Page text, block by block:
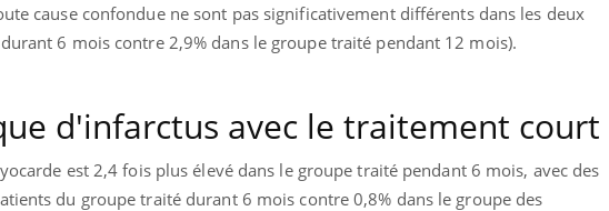
cause confondue ne sont pas significativement différents dans les deux
6 mois contre 2,9% dans le groupe traité pendant 12 mois).
d'infarctus avec le traitement court
est 2,4 fois plus élevé dans le groupe traité pendant 6 mois, avec des
du groupe traité durant 6 mois contre 0,8% dans le groupe des
& Ramadan 2026Youtube
c'est une période de questions, de
mais ...
Un « jumeau numérique » pour
faciliter l’accès à la médecine
Un établissement lié à un groupe
mutualiste innove en matière de bilan de
numérique » permet ...